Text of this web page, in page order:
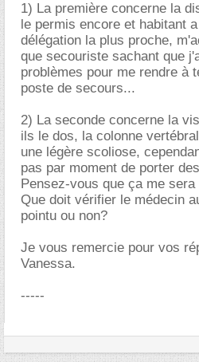
1) La première concerne la
le permis encore et habitant
délégation la plus proche,
que secouriste sachant que
problèmes pour me rendre à
poste de secours...
2) La seconde concerne la
ils le dos, la colonne
une légère scoliose,
pas par moment de porter
Pensez-vous que ça me
Que doit vérifier le médecin
pointu ou non?
Je vous remercie pour vos
Vanessa.
-----